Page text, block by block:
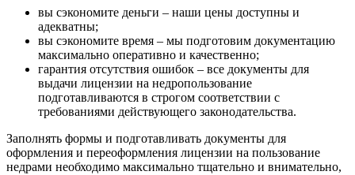
вы сэкономите деньги – наши цены доступны и
адекватны;
вы сэкономите время – мы подготовим документацию
максимально оперативно и качественно;
гарантия отсутствия ошибок – все документы для
выдачи лицензии на недропользование
подготавливаются в строгом соответствии с
требованиями действующего законодательства.
Заполнять формы и подготавливать документы для
оформления и переоформления лицензии на пользование
недрами необходимо максимально тщательно и внимательно,